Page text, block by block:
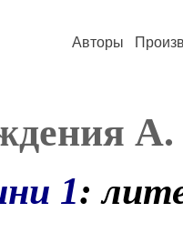
Авторы
1: